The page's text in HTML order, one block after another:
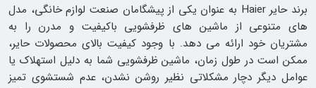
برند حایر Haier به عنوان یکی از پیشگامان صنعت لوازم خانگی، مدل
های متنوعی از ماشین‌ های ظرفشویی باکیفیت و مدرن را به
مشتریان خود ارائه می دهد. با وجود کیفیت بالای محصولات حایر،
ممکن است در طول زمان، ماشین ظرفشویی شما به دلیل استهلاک یا
عوامل دیگر دچار مشکلاتی نظیر روشن نشدن، عدم شستشوی تمیز